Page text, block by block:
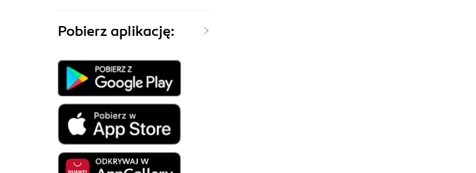
Pobierz aplikację: